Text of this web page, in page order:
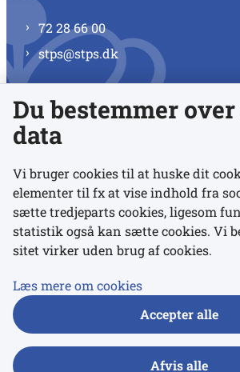
72 28 66 00
stps@stps.dk
Se alle kontaktnumre
Links
Udgivelser
Du bestemmer
data
Vi bruger cookies til at huske dit
elementer til fx at vise indhold fra
sætte tredjeparts cookies, ligesom
statistik også kan sætte cookies. Vi
sitet virker uden brug af cookies.
Læs mere om cookies
Accepter alle
Afvis alle